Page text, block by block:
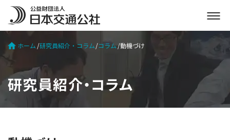
メ
ニ
ュ
開
ホーム 研究員紹介・コラム コラム 動機づけ
研究員紹介・コラム